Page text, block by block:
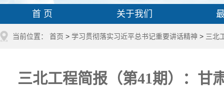
首 页 关于我们
当前位置： 首页 > 学习贯彻落实习近平总书记重要讲话精神 > 三北
三北工程简报（第41期）：甘